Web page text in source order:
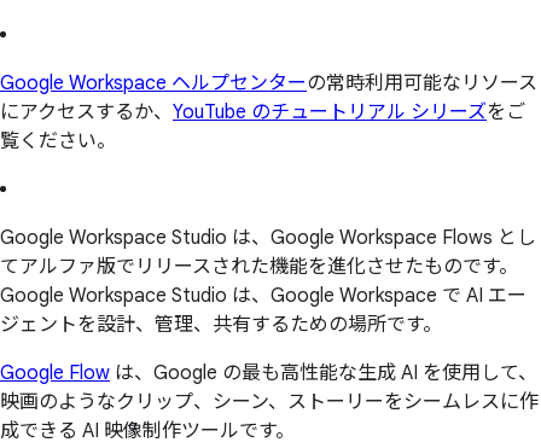
Google Workspace ヘルプセンターの常時利用可能なリソース
にアクセスするか、 YouTube のチュートリアル シリーズをご
覧ください。
Google Workspace Studio は、Google Workspace Flows とし
てアルファ版でリリースされた機能を進化させたものです。
Google Workspace Studio は、Google Workspace で AI エー
ジェントを設計、管理、共有するための場所です。
Google Flow は、Google の最も高性能な生成 AI を使用して、
映画のようなクリップ、シーン、ストーリーをシームレスに作
成できる AI 映像制作ツールです。